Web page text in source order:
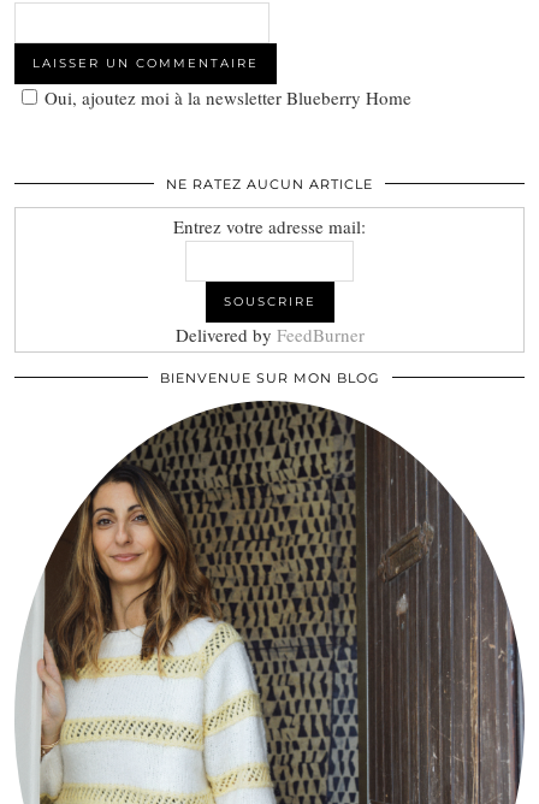
Oui, ajoutez moi à la newsletter Blueberry Home
NE RATEZ AUCUN ARTICLE
Entrez votre adresse mail:
Delivered by FeedBurner
BIENVENUE SUR MON BLOG